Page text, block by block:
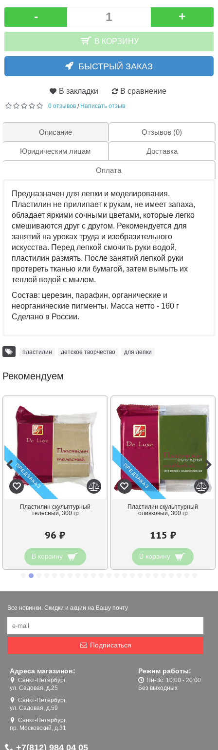
- +
В КОРЗИНУ
БЫСТРЫЙ ЗАКАЗ
В закладки В сравнение
0 отзывов / Написать отзыв
Описание Отзывов (0)
Юридическим лицам Доставка
Оплата
Предназначен для лепки и моделирования.
Пластилин не прилипает к рукам, не имеет запаха,
обладает яркими сочными цветами, которые легко
смешиваются друг с другом. Рекомендуется для
занятий на уроках труда и изобразительного
искусства. Перед лепкой смочить руки водой,
пластилин размять. После занятий лепкой руки
протереть тканью или бумагой, затем вымыть их
теплой водой с мылом.
Состав: церезин, парафин, органические и
неорганические пигменты. Масса нетто - 160 г
Сделано в России.
пластилин детское творчество для лепки
Рекомендуем
ПРЕДЗАКАЗ
Пластилин скульптурный
телесный, 300 гр
96 ₽
В корзину
ПРЕДЗАКАЗ
Пластилин скульптурный
оливковый, 300 гр
115 ₽
В корзину
Все новинки. Скидки и акции на Вашу почту
Подписаться
Адреса магазинов:
Санкт-Петербург,
ул. Садовая, д.25
Санкт-Петербург,
ул. Садовая, д.59
Санкт-Петербург,
пр. Московский, д.31
Режим работы:
Пн-Вс: 10:00 - 20:00
Без выходных
+7(812) 984 04 05